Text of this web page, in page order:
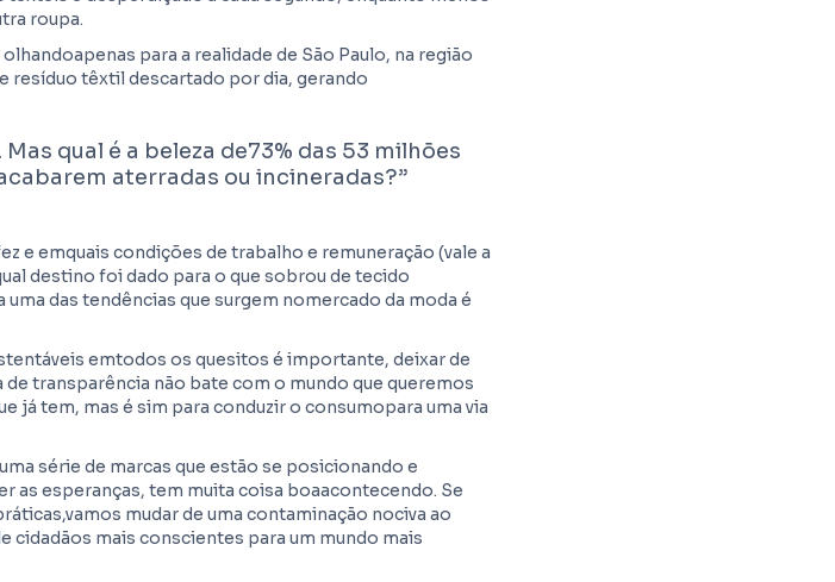
roupa.
para a realidade de São Paulo, na região
resíduo têxtil descartado por dia, gerando
qual é a beleza de73% das 53 milhões
aterradas ou incineradas?”
e emquais condições de trabalho e remuneração (vale a
destino foi dado para o que sobrou de tecido
das tendências que surgem nomercado da moda é
emtodos os quesitos é importante, deixar de
transparência não bate com o mundo que queremos
já tem, mas é sim para conduzir o consumopara uma via
série de marcas que estão se posicionando e
as esperanças, tem muita coisa boaacontecendo. Se
mudar de uma contaminação nociva ao
cidadãos mais conscientes para um mundo mais